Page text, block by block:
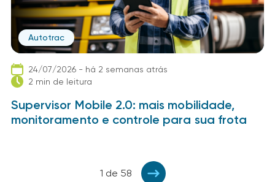
Autotrac
24/07/2026 - há 2 semanas atrás
2 min de leitura
Supervisor Mobile 2.0: mais mobilidade,
monitoramento e controle para sua frota
1 de 58